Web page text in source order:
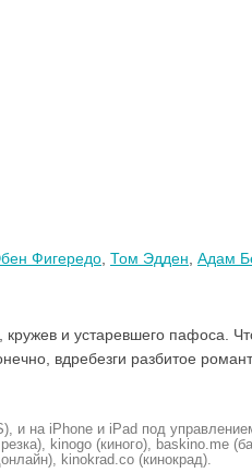
Фигередо Том Эдден Адам
и устаревшего пафоса.
вдребезги разбитое
и на iPhone и iPad под
kinogo (киного), baskino.me
kinokrad.сo (кинокрад).